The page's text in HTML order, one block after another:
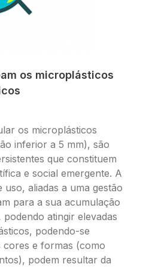
os microplásticos
os microplásticos
inferior a 5 mm), são
que constituem
e social emergente. A
uso, aliadas a uma gestão
para a sua acumulação
podendo atingir elevadas
podendo-se
cores e formas (como
podem resultar da